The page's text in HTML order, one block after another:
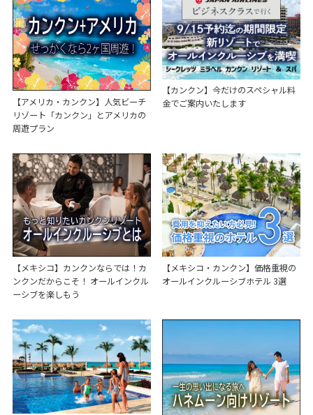
【アメリカ・カンクン】人気ビーチ
リゾート「カンクン」とアメリカの
周遊プラン
【カンクン】今だけのスペシャル料
金でご案内いたします
【メキシコ】カンクンならでは！カ
ンクンだからこそ！ オールインクル
ーシブを楽しもう
【メキシコ・カンクン】価格重視の
オールインクルーシブホテル 3選